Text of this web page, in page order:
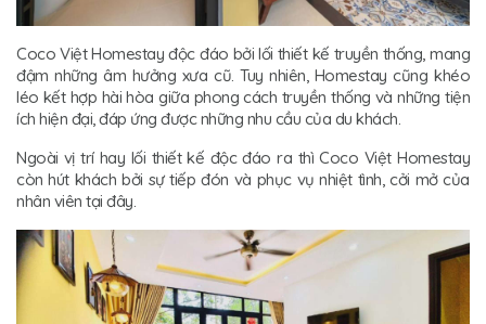
Coco Việt Homestay độc đáo bởi lối thiết kế truyền thống, mang
đậm những âm hưởng xưa cũ. Tuy nhiên, Homestay cũng khéo
léo kết hợp hài hòa giữa phong cách truyền thống và những tiện
ích hiện đại, đáp ứng được những nhu cầu của du khách.
Ngoài vị trí hay lối thiết kế độc đáo ra thì Coco Việt Homestay
còn hút khách bởi sự tiếp đón và phục vụ nhiệt tình, cởi mở của
nhân viên tại đây.